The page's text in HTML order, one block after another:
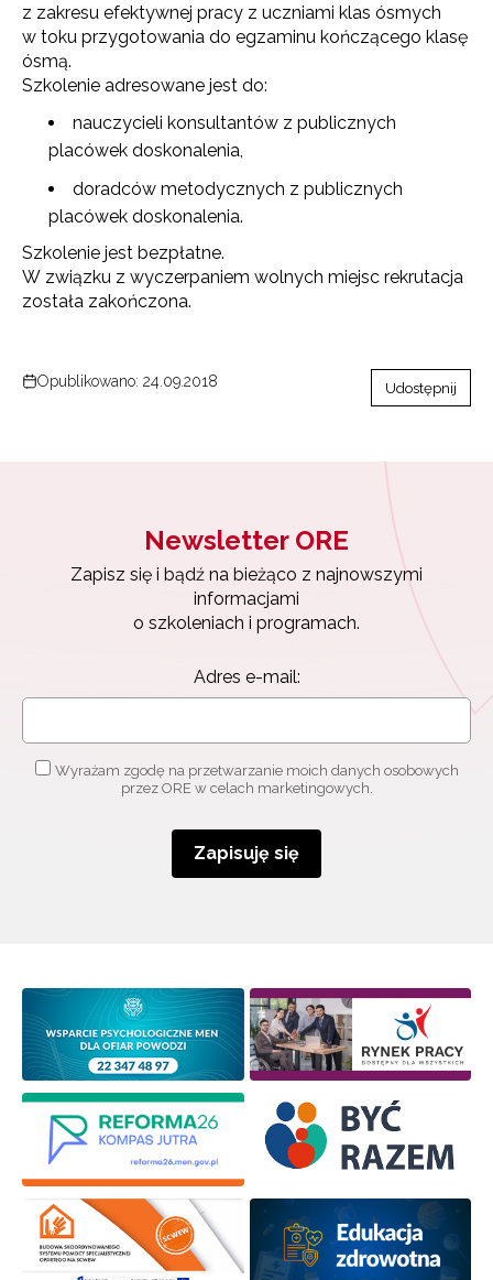
z zakresu efektywnej pracy z uczniami klas ósmych
w toku przygotowania do egzaminu kończącego klasę
ósmą.
Szkolenie adresowane jest do:
nauczycieli konsultantów z publicznych
placówek doskonalenia,
doradców metodycznych z publicznych
placówek doskonalenia.
Szkolenie jest bezpłatne.
W związku z wyczerpaniem wolnych miejsc rekrutacja
została zakończona.
Opublikowano: 24.09.2018 Udostępnij
Newsletter ORE
Zapisz się i bądź na bieżąco z najnowszymi
informacjami
o szkoleniach i programach.
Adres e-mail:
Wyrażam zgodę na przetwarzanie moich danych osobowych
przez ORE w celach marketingowych.
Zapisuję się
Newsletter ORE
Zapisz się i bądź na bieżąco z najnowszymi
informacjami
Adres e-mail:
Wyrażam zgodę na przetwarzanie moich danych
osobowych przez ORE w celach marketingowych.